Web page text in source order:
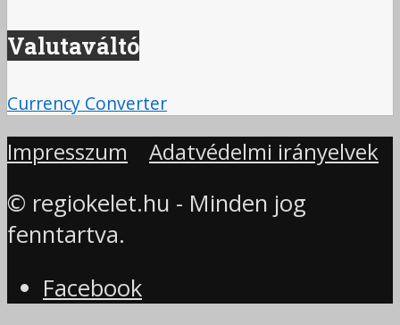
Valutaváltó
Currency Converter
Impresszum Adatvédelmi irányelvek
© regiokelet.hu - Minden jog
fenntartva.
Facebook